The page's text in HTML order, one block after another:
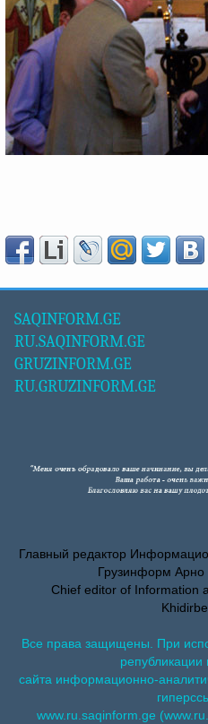
SAQINFORM.GE
RU.SAQINFORM.GE
GRUZINFORM.GE
RU.GRUZINFORM.GE
Главный редактор
Грузинформ Арно
Chief editor of Information
Все права защищены. При
републикации
сайта информационно-
www.ru.saqinform.ge